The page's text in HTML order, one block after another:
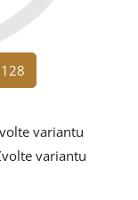
128
variantu
variantu